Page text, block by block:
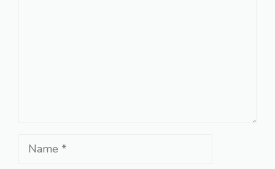
Name